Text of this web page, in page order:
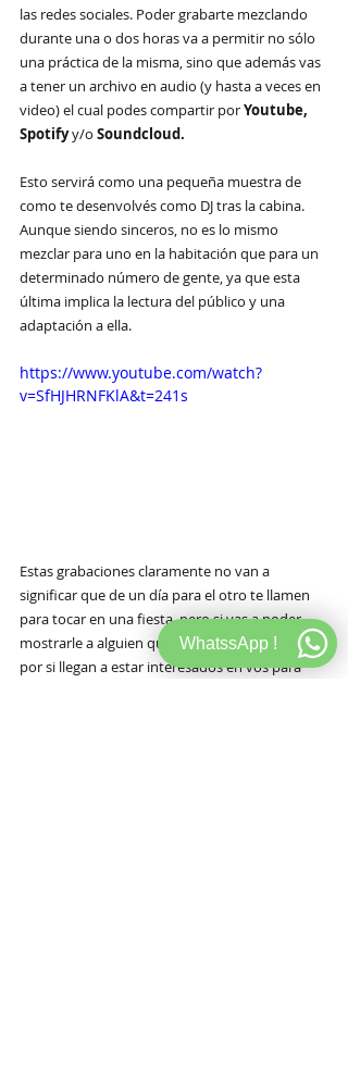
las redes sociales. Poder grabarte mezclando
durante una o dos horas va a permitir no sólo
una práctica de la misma, sino que además vas
a tener un archivo en audio (y hasta a veces en
video) el cual podes compartir por Youtube,
Spotify y/o Soundcloud.
Esto servirá como una pequeña muestra de
como te desenvolvés como DJ tras la cabina.
Aunque siendo sinceros, no es lo mismo
mezclar para uno en la habitación que para un
determinado número de gente, ya que esta
última implica la lectura del público y una
adaptación a ella.
https://www.youtube.com/watch?
v=SfHJHRNFKlA&t=241s
Estas grabaciones claramente no van a
significar que de un día para el otro te llamen
para tocar en una fiesta, pero si vas a poder
mostrarle a alguien que te pida algún set tuyo
por si llegan a estar interesados en vos para
WhatssApp !